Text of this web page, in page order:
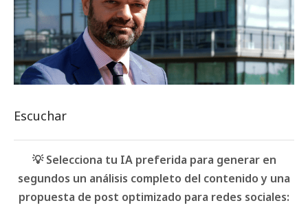
Escuchar
💡 Selecciona tu IA preferida para generar en
segundos un análisis completo del contenido y una
propuesta de post optimizado para redes sociales: